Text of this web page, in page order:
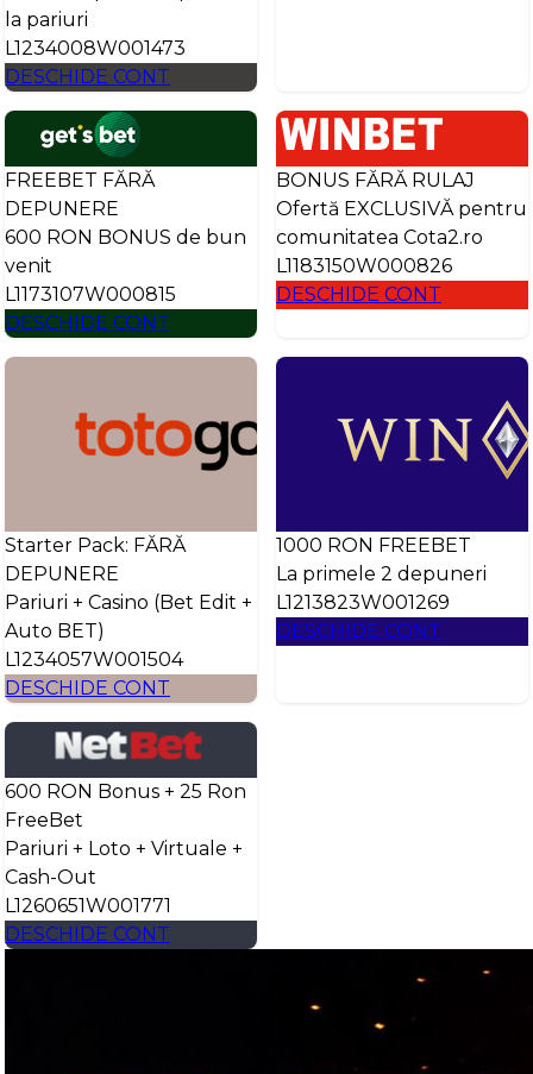
la pariuri
L1234008W001473
DESCHIDE CONT
FREEBET FĂRĂ
DEPUNERE
600 RON BONUS de bun
venit
L1173107W000815
DESCHIDE CONT
BONUS FĂRĂ RULAJ
Ofertă EXCLUSIVĂ pentru
comunitatea Cota2.ro
L1183150W000826
DESCHIDE CONT
Starter Pack: FĂRĂ
DEPUNERE
Pariuri + Casino (Bet Edit +
Auto BET)
L1234057W001504
DESCHIDE CONT
1000 RON FREEBET
La primele 2 depuneri
L1213823W001269
DESCHIDE CONT
600 RON Bonus + 25 Ron
FreeBet
Pariuri + Loto + Virtuale +
Cash-Out
L1260651W001771
DESCHIDE CONT